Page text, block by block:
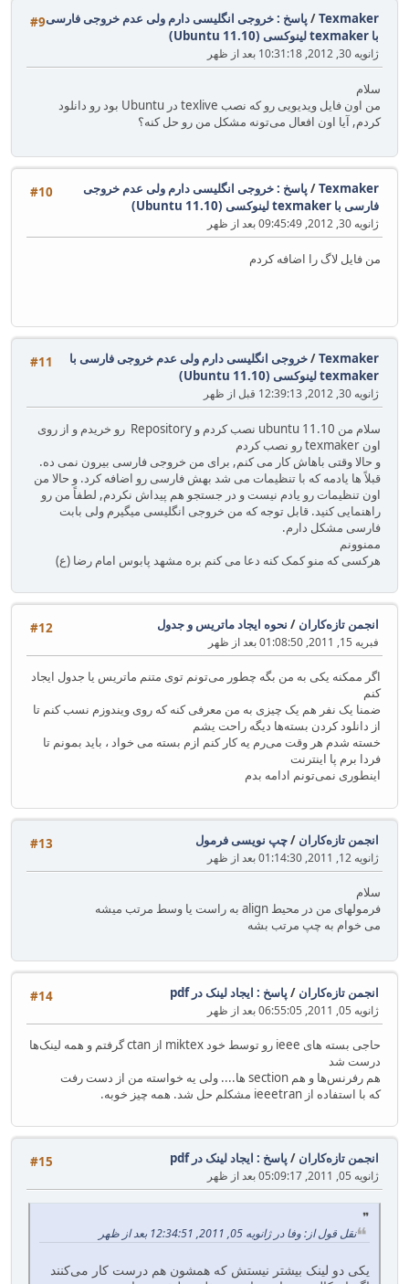
#9 Texmaker
/ پاسخ : خروجی انگلیسی دارم ولی عدم خروجی فارسی
با texmaker لینوکسی (Ubuntu 11.10)
ژانویه 30, 2012, 10:31:18 بعد از ظهر
سلام
من اون فایل ویدیویی رو که نصب texlive در Ubuntu بود رو دانلود
کردم, آیا اون افعال می‌تونه مشکل من رو حل کنه؟
#10 Texmaker
/ پاسخ : خروجی انگلیسی دارم ولی عدم خروجی
فارسی با texmaker لینوکسی (Ubuntu 11.10)
ژانویه 30, 2012, 09:45:49 بعد از ظهر
من فایل لاگ را اضافه کردم
#11 Texmaker
/خروجی انگلیسی دارم ولی عدم خروجی فارسی با
texmaker لینوکسی (Ubuntu 11.10)
ژانویه 30, 2012, 12:39:13 قبل از ظهر
سلام من ubuntu 11.10 نصب کردم و Repository رو خریدم و از روی
اون texmaker رو نصب کردم
و حالا وقتی باهاش کار می کنم, برای من خروجی فارسی بیرون نمی ده.
قبلاً ها یادمه که با تنظیمات می شد بهش فارسی رو اضافه کرد. و حالا من
اون تنظیمات رو یادم نیست و در جستجو هم پیداش نکردم, لطفاً من رو
راهنمایی کنید. قابل توجه که من خروجی انگلیسی میگیرم ولی بابت
فارسی مشکل دارم.
ممنوونم
هرکسی که منو کمک کنه دعا می کنم بره مشهد پابوس امام رضا (ع)
#12 انجمن تازه‌کاران / نحوه ایجاد ماتریس و جدول
فبریه 15, 2011, 01:08:50 بعد از ظهر
اگر ممکنه یکی به من بگه چطور می‌تونم توی متنم ماتریس یا جدول ایجاد
کنم
ضمنا یک نفر هم یک چیزی به من معرفی کنه که روی ویندوزم نسب کنم تا
از دانلود کردن بسته‌ها دیگه راحت یشم
خسته شدم هر وقت می‌رم یه کار کنم ازم بسته می خواد ، باید بمونم تا
فردا برم پا اینترنت
اینطوری نمی‌تونم ادامه بدم
#13 انجمن تازه‌کاران /چپ نویسی فرمول
ژانویه 12, 2011, 01:14:30 بعد از ظهر
سلام
فرمولهای من در محیط align به راست یا وسط مرتب میشه
می خوام به چپ مرتب بشه
#14 انجمن تازه‌کاران / پاسخ : ایجاد لینک در pdf
ژانویه 05, 2011, 06:55:05 بعد از ظهر
حاجی بسته های ieee رو توسط خود miktex از ctan گرفتم و همه لینک‌ها
درست شد
هم رفرنس‌ها و هم section ها.... ولی یه خواسته من از دست رفت
که با استفاده از ieeetran مشکلم حل شد. همه چیز خوبه.
#15 انجمن تازه‌کاران / پاسخ : ایجاد لینک در pdf
ژانویه 05, 2011, 05:09:17 بعد از ظهر
نقل قول از: وفا در ژانویه 05, 2011, 12:34:51 بعد از ظهر
یکی دو لینک بیشتر نیستش که همشون هم درست کار می‌کنند